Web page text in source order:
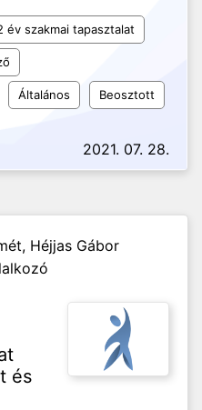
év szakmai tapasztalat
Általános Beosztott
2021. 07. 28.
Héjjas Gábor
és